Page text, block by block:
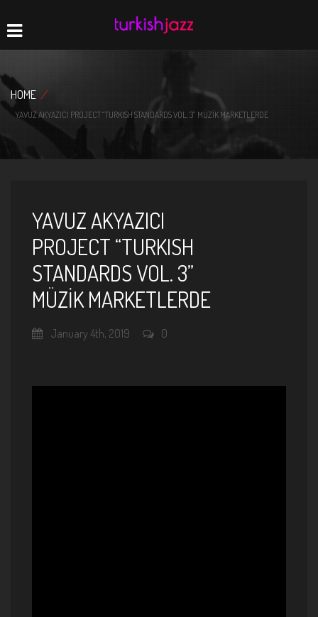
Home
Navigation
HOME /
YAVUZ AKYAZICI PROJECT “TURKISH STANDARDS VOL. 3” MÜZİK MARKETLERDE
YAVUZ AKYAZICI
PROJECT “TURKISH
STANDARDS VOL. 3”
MÜZİK MARKETLERDE
January 4th, 2019 0